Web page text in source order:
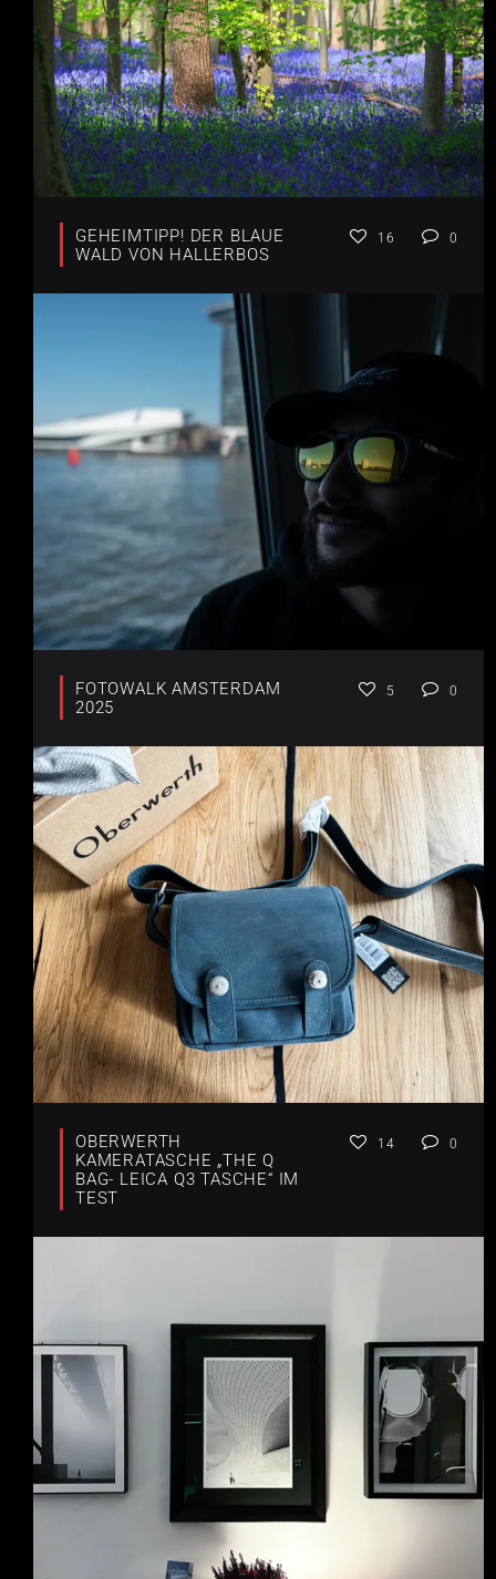
GEHEIMTIPP! DER BLAUE
WALD VON HALLERBOS
16 0
FOTOWALK AMSTERDAM
2025
5 0
OBERWERTH
KAMERATASCHE „THE Q
BAG- LEICA Q3 TASCHE“ IM
TEST
14 0